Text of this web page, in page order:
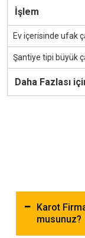
İşlem
Ev içerisinde ufak
Şantiye tipi büyük
Daha Fazlası
Karot
musunuz?